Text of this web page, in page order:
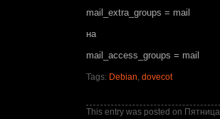
mail_extra_groups = mail
на
mail_access_groups = mail
Tags: Debian, dovecot
This entry was posted on